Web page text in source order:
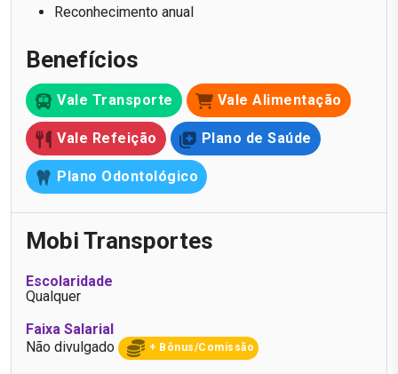
Reconhecimento anual
Benefícios
Vale Transporte Vale Alimentação
Vale Refeição Plano de Saúde
Plano Odontológico
Mobi Transportes
Escolaridade
Qualquer
Faixa Salarial
Não divulgado
+ Bônus/Comissão